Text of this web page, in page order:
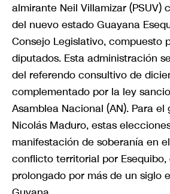
almirante Neil Villamizar (PSUV)
del nuevo estado Guayana
Consejo Legislativo, compuesto
diputados. Esta administración
del referendo consultivo de
complementado por la ley
Asamblea Nacional (AN). Para el
Nicolás Maduro, estas
manifestación de soberanía en
conflicto territorial por Esequibo,
prolongado por más de un siglo